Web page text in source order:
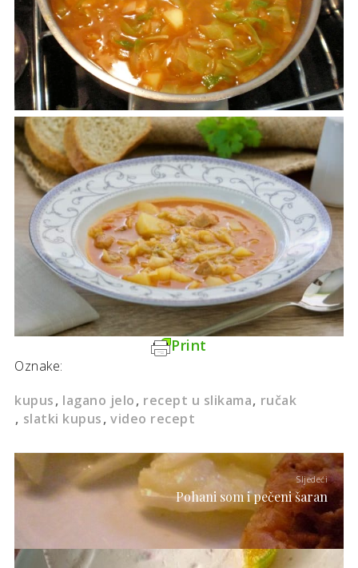
Print
Oznake:
kupus lagano jelo recept u slikama ručak
slatki kupus video recept
Sljedeći
Pohani som i pečeni šaran